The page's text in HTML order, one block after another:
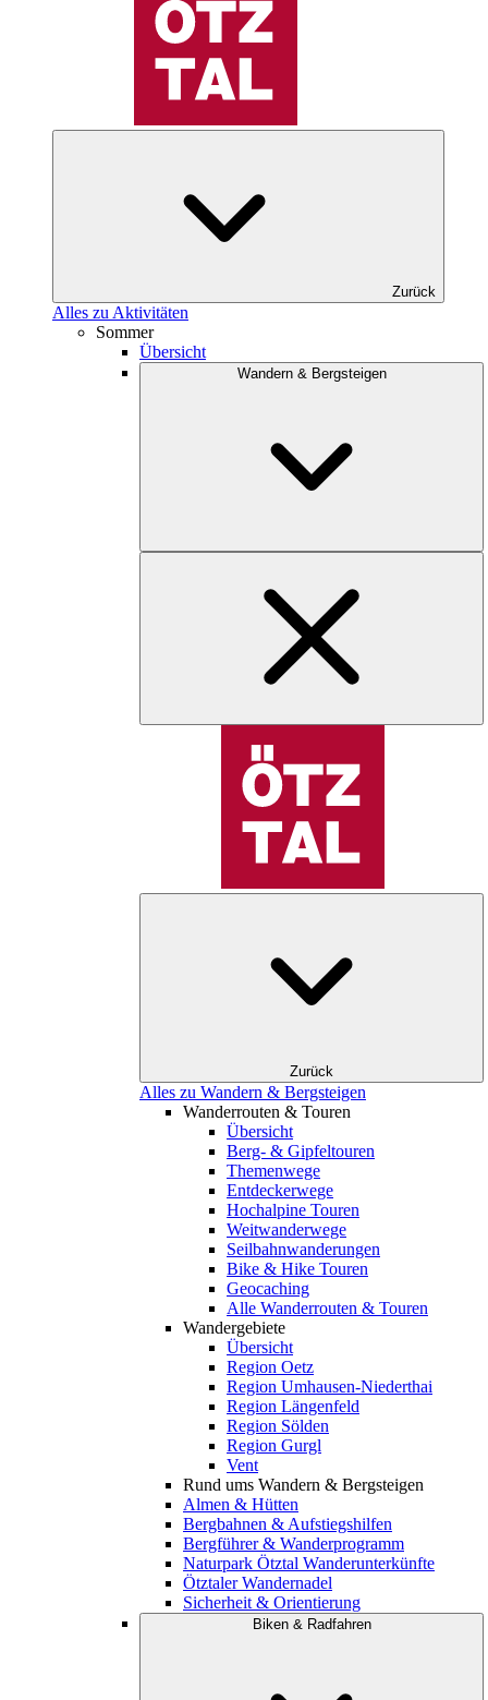
Zurück
Alles zu Aktivitäten
Sommer
Übersicht
Wandern & Bergsteigen
Zurück
Alles zu Wandern & Bergsteigen
Wanderrouten & Touren
Übersicht
Berg- & Gipfeltouren
Themenwege
Entdeckerwege
Hochalpine Touren
Weitwanderwege
Seilbahnwanderungen
Bike & Hike Touren
Geocaching
Alle Wanderrouten & Touren
Wandergebiete
Übersicht
Region Oetz
Region Umhausen-Niederthai
Region Längenfeld
Region Sölden
Region Gurgl
Vent
Rund ums Wandern & Bergsteigen
Almen & Hütten
Bergbahnen & Aufstiegshilfen
Bergführer & Wanderprogramm
Naturpark Ötztal Wanderunterkünfte
Ötztaler Wandernadel
Sicherheit & Orientierung
Biken & Radfahren